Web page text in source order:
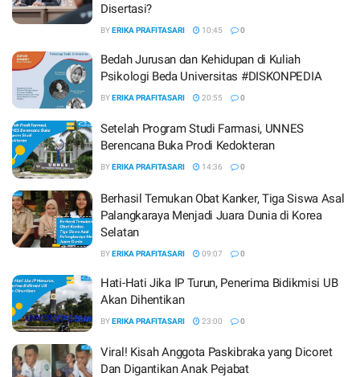
Disertasi?
BYERIKA PRAFITASARI 10:45 0
Bedah Jurusan dan Kehidupan di Kuliah
Psikologi Beda Universitas #DISKONPEDIA
BYERIKA PRAFITASARI 20:55 0
Setelah Program Studi Farmasi, UNNES
Berencana Buka Prodi Kedokteran
BYERIKA PRAFITASARI 14:36 0
Berhasil Temukan Obat Kanker, Tiga Siswa Asal
Palangkaraya Menjadi Juara Dunia di Korea
Selatan
BYERIKA PRAFITASARI 09:07 0
Hati-Hati Jika IP Turun, Penerima Bidikmisi UB
Akan Dihentikan
BYERIKA PRAFITASARI 23:00 0
Viral! Kisah Anggota Paskibraka yang Dicoret
Dan Digantikan Anak Pejabat